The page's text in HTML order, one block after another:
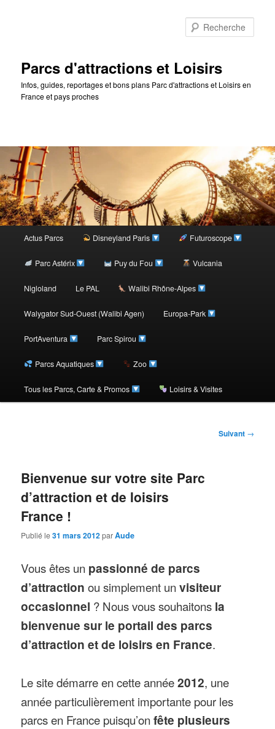
Parcs d'attractions et Loisirs
Infos, guides, reportages et bons plans Parc d'attractions et Loisirs en
France et pays proches
Menu
Aller
contenu
Actus Parcs Disneyland Paris Futuroscope
Parc Astérix Puy du Fou Vulcania
Nigloland Le PAL Walibi Rhône-Alpes
Walygator Sud-Ouest (Walibi Agen) Europa-Park
PortAventura Parc Spirou
Parcs Aquatiques Zoo
Tous les Parcs, Carte & Promos Loisirs & Visites
Suivant →
Bienvenue sur votre site Parc
d’attraction et de loisirs
France !
Publié le31 mars 2012parAude
Vous êtes un passionné de parcs
d’attraction ou simplement unvisiteur
occasionnel ? Nous vous souhaitons la
bienvenue sur le portail des parcs
d’attraction et de loisirs en France.
Le site démarre en cette année2012, une
année particulièrement importante pour les
parcs en France puisqu’onfête plusieurs